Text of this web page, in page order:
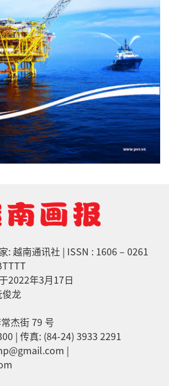
: 越南通讯社 | ISSN : 1606 – 0261
2022年3月17日
龙
杰街 79 号
| 传真: (84-24) 3933 2291
|